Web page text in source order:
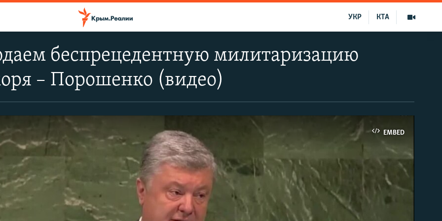
КТА
УКР
беспрецедентную милитаризацию
– Порошенко (видео)
EMBED